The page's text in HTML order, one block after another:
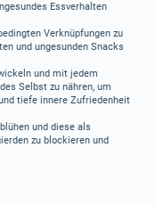
Essverhalten
Verknüpfungen zu
und ungesunden Snacks
und mit jedem
Selbst zu nähren, um
tiefe innere Zufriedenheit
und diese als
zu blockieren und